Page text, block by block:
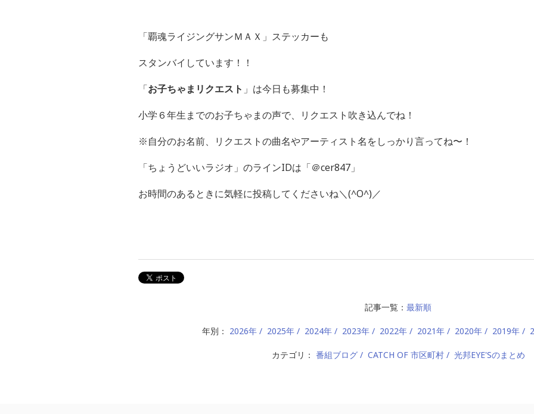
「覇魂ライジングサンＭＡＸ」ステッカーも
スタンバイしています！！
「お子ちゃまリクエスト 」は今日も募集中！
小学６年生までのお子ちゃまの声で、リクエスト吹き込んでね！
※自分のお名前、リクエストの曲名やアーティスト名をしっかり言ってね〜！
「ちょうどいいラジオ」のラインIDは「＠cer847」
お時間のあるときに気軽に投稿してくださいね＼(^O^)／
記事一覧： 最新順
年別： 2026年 2025年 2024年 2023年 2022年 2021年 2020年 2019年
カテゴリ： 番組ブログ CATCH OF 市区町村 光邦EYE'Sのまとめ